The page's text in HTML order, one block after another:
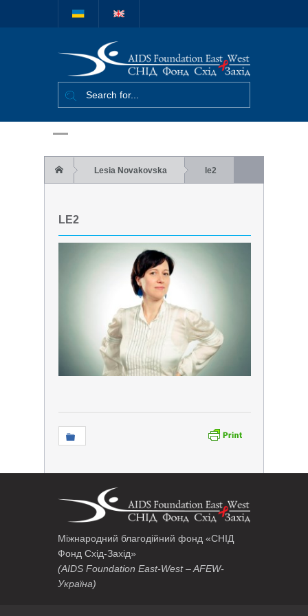
Міжнародний
благодійний
фонд "СНІД
Захід"
Lesia Novakovska le2
LE2
Міжнародний благодійний фонд «СНІД
Фонд Схід-Захід»
(AIDS Foundation East-West – AFEW-
Україна)